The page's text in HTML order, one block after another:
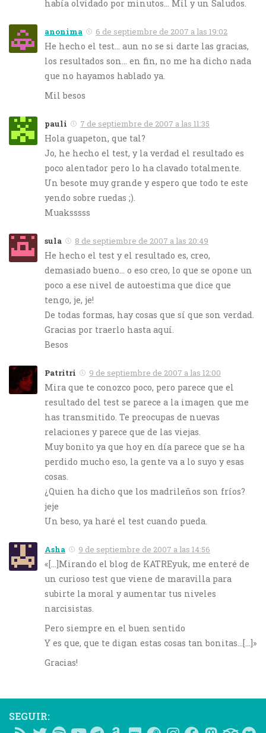
había olvidado por minutos… Mil y un Saludos.
anonima 6 de septiembre de 2007 a las 19:02
He hecho el test… aun no se si darte las gracias,
los resultados son… en fin, no me ha dicho nada
que no hayamos hablado ya.
Mil besos
pauli 7 de septiembre de 2007 a las 11:35
Hola guapeton, que tal?
Jo, he hecho el test, y la verdad el resultado es
poco alentador pero lo ha clavado totalmente.
Un besote muy grande y espero que todo te este
yendo sobre ruedas ;).
Muaksssss
sula 8 de septiembre de 2007 a las 20:49
He hecho el test y el resultado es, creo,
demasiado bueno… o eso creo, lo que se opone un
poco a ese nivel de autoestima que dice que
tengo, je, je!
De todas formas, hay cosas que sí que son verdad.
Gracias por traerlo hasta aquí.
Besos
Patritri 9 de septiembre de 2007 a las 12:00
Mira que te conozco poco, pero parece que el
resultado del test se parece a la imagen que me
has transmitido. Te preocupas de nuevas
relaciones y parece que de las viejas.
Muy bonito ya que hoy en día parece que se ha
perdido mucho eso, la gente va a lo suyo y esas
cosas.
¿Quien ha dicho que los madrileños son fríos?
jeje
Un beso, ya haré el test cuando pueda.
Asha 9 de septiembre de 2007 a las 14:56
«[…]Mirando el blog de KATREyuk, me enteré de
un curioso test que viene de maravilla para
subirte la moral y aumentar tus niveles
narcisistas.
Pero siempre en el buen sentido
Y es que, que te digan estas cosas tan bonitas…[…]»
Gracias!
SEGUIR: